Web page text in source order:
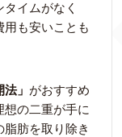
イムがなく
用も安いことも
法」 がおすすめ
の二重が手に
肪を取り除き